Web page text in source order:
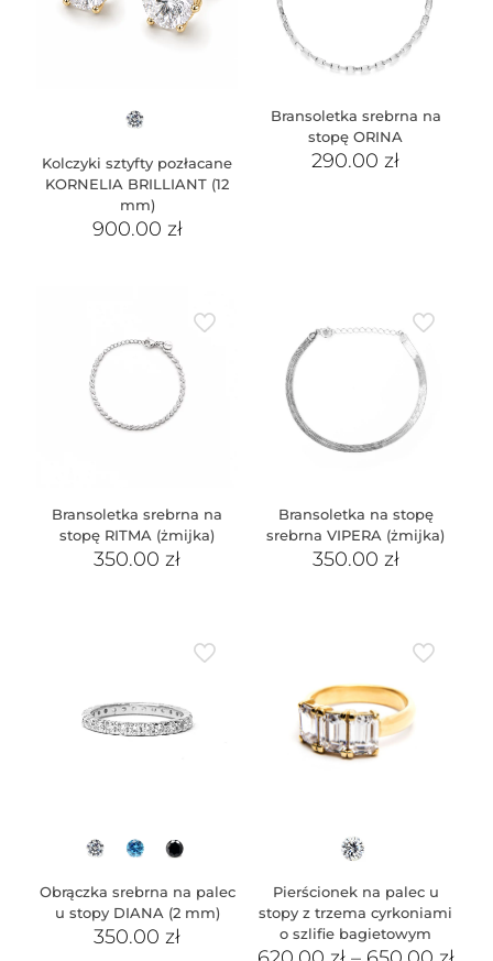
Kolczyki sztyfty pozłacane
KORNELIA BRILLIANT (12
mm)
900.00 zł
Bransoletka srebrna na
stopę ORINA
290.00zł
Bransoletka srebrna na
stopę RITMA (żmijka)
350.00zł
Bransoletka na stopę
srebrna VIPERA (żmijka)
350.00 zł
Obrączka srebrna na palec
u stopy DIANA (2 mm)
350.00zł
Pierścionek na palec u
stopy z trzema cyrkoniami
o szlifie bagietowym